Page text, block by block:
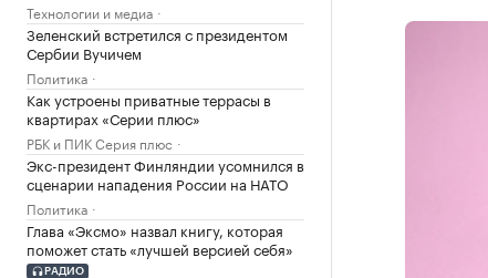
Технологии и медиа
Зеленский встретился с президентом
Сербии Вучичем
Политика
Как устроены приватные террасы в
квартирах «Серии плюс»
РБК и ПИК Серия плюс
Экс-президент Финляндии усомнился в
сценарии нападения России на НАТО
Политика
Глава «Эксмо» назвал книгу, которая
поможет стать «лучшей версией себя»
РАДИО